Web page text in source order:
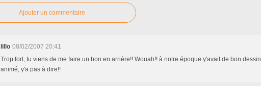
Ajouter un commentaire
lillo 08/02/2007 20:41
Trop fort, tu viens de me faire un bon en arrière!! Wouah!! à notre époque y'avait de bon dessin
animé, y'a pas à dire!!